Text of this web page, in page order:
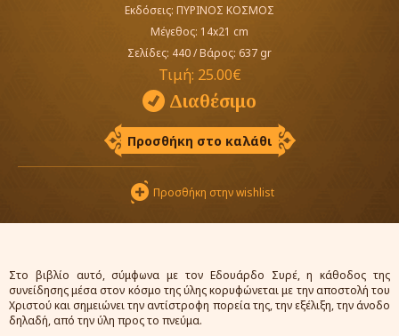
Εκδόσεις: ΠΥΡΙΝΟΣ ΚΟΣΜΟΣ
Μέγεθος: 14x21 cm
Σελίδες: 440/Βάρος: 637 gr
Τιμή: 25.00€
Διαθέσιμο
Προσθήκη στο καλάθι
Προσθήκη στην wishlist
Στο βιβλίο αυτό, σύμφωνα με τον Εδουάρδο Συρέ, η κάθοδος της
συνείδησης μέσα στον κόσμο της ύλης κορυφώνεται με την αποστολή του
Χριστού και σημειώνει την αντίστροφη πορεία της, την εξέλιξη, την άνοδο
δηλαδή, από την ύλη προς το πνεύμα.